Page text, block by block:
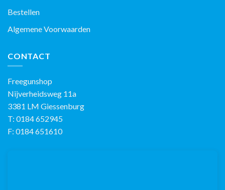
Bestellen
Algemene Voorwaarden
CONTACT
Freegunshop
Nijverheidsweg 11a
3381 LM Giessenburg
T: 0184 652945
F: 0184 651610